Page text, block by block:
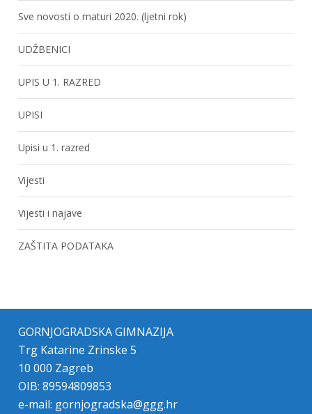
Sve novosti o maturi 2020. (ljetni rok)
UDŽBENICI
UPIS U 1. RAZRED
UPISI
Upisi u 1. razred
Vijesti
Vijesti i najave
ZAŠTITA PODATAKA
GORNJOGRADSKA GIMNAZIJA
Trg Katarine Zrinske 5
10 000 Zagreb
OIB: 89594809853
e-mail: gornjogradska@ggg.hr